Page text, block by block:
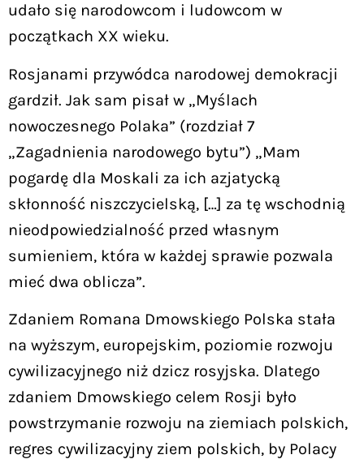
udało się narodowcom i ludowcom w
początkach XX wieku.
Rosjanami przywódca narodowej demokracji
gardził. Jak sam pisał w „Myślach
nowoczesnego Polaka” (rozdział 7
„Zagadnienia narodowego bytu”) „Mam
pogardę dla Moskali za ich azjatycką
skłonność niszczycielską, […] za tę wschodnią
nieodpowiedzialność przed własnym
sumieniem, która w każdej sprawie pozwala
mieć dwa oblicza”.
Zdaniem Romana Dmowskiego Polska stała
na wyższym, europejskim, poziomie rozwoju
cywilizacyjnego niż dzicz rosyjska. Dlatego
zdaniem Dmowskiego celem Rosji było
powstrzymanie rozwoju na ziemiach polskich,
regres cywilizacyjny ziem polskich, by Polacy